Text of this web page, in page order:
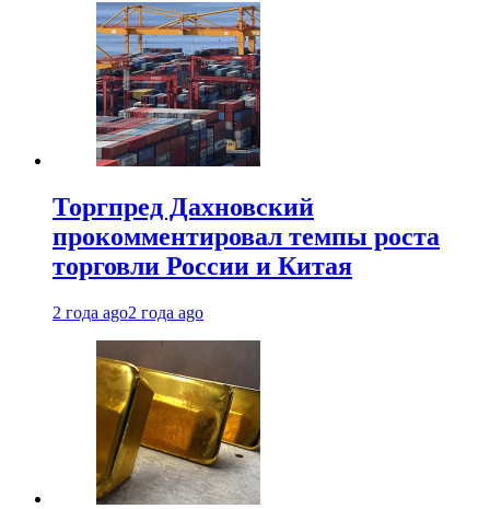
Торгпред Дахновский
прокомментировал темпы роста
торговли России и Китая
2 года ago2 года ago